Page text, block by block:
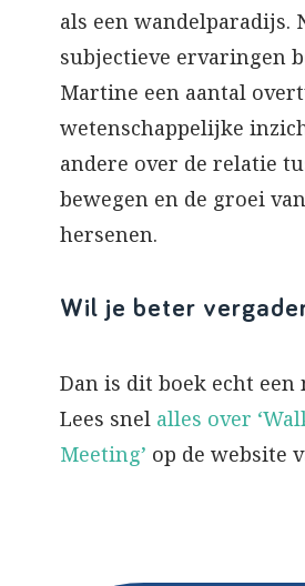
als een wandelparadijs.
subjectieve ervaringen
Martine een aantal
wetenschappelijke
andere over de relatie
bewegen en de groei
hersenen.
Wil je beter
Dan is dit boek echt een
Lees snel alles over
Meeting’ op de website